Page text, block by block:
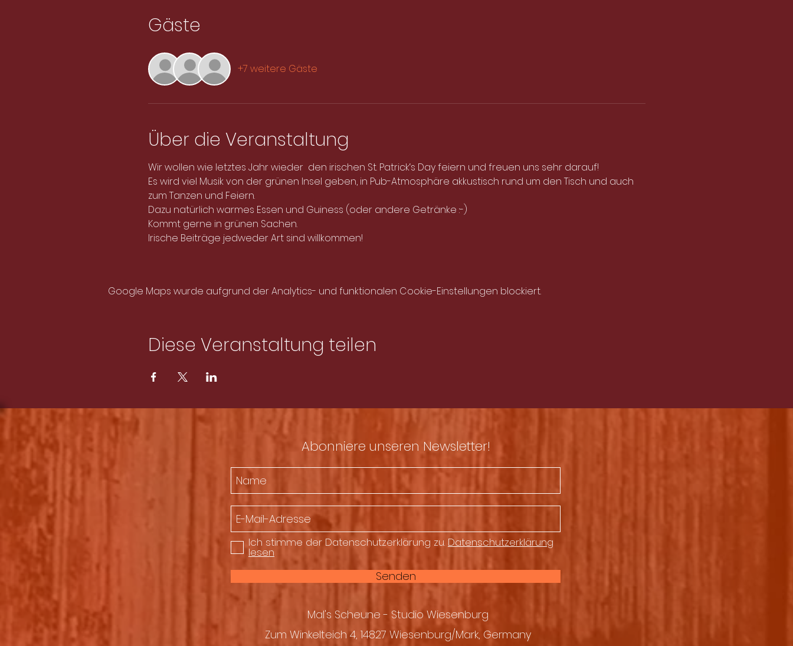
Gäste
+7 weitere Gäste
Über die Veranstaltung
Wir wollen wie letztes Jahr wieder  den irischen St. Patrick‘s Day feiern und freuen uns sehr darauf!
Es wird viel Musik von der grünen Insel geben, in Pub-Atmosphäre akkustisch rund um den Tisch und auch
zum Tanzen und Feiern.
Dazu natürlich warmes Essen und Guiness (oder andere Getränke :-)
Kommt gerne in grünen Sachen.
Irische Beiträge jedweder Art sind willkommen!
Google Maps wurde aufgrund der Analytics- und funktionalen Cookie-Einstellungen blockiert.
Diese Veranstaltung teilen
Abonniere unseren Newsletter!
Ich stimme der Datenschutzerklärung zu. Datenschutzerklärung
lesen
Senden
Mal's Scheune - Studio Wiesenburg
Zum Winkelteich 4, 14827 Wiesenburg/Mark, Germany